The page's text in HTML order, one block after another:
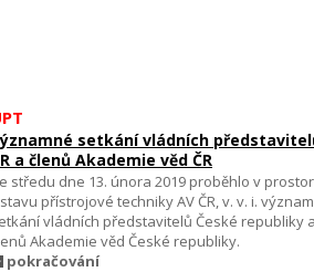
setkání vládních
a členů Akademie věd ČR
středu dne 13. února 2019 proběhlo v
přístrojové techniky AV ČR, v. v. i.
vládních představitelů České republiky
Akademie věd České republiky.
pokračování